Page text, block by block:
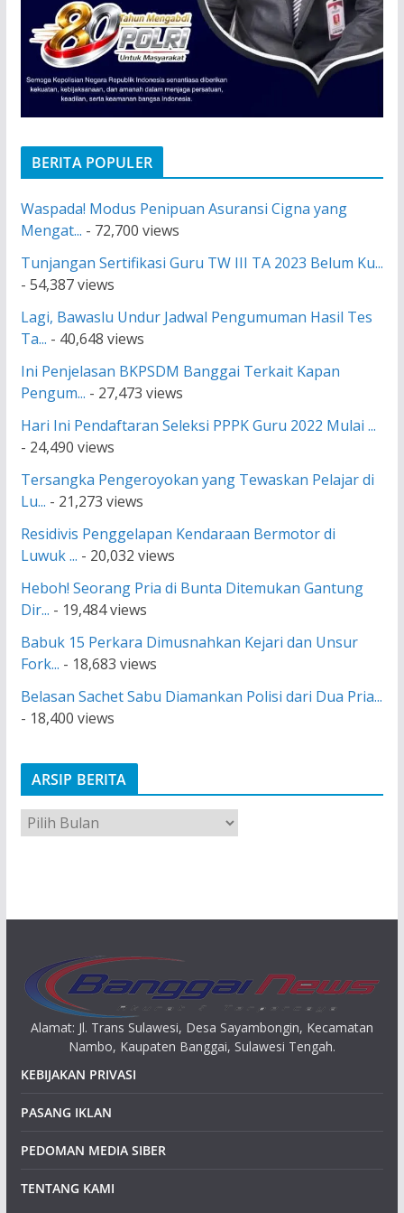
BERITA POPULER
Waspada! Modus Penipuan Asuransi Cigna yang
Mengat... - 72,700 views
Tunjangan Sertifikasi Guru TW III TA 2023 Belum Ku...
- 54,387 views
Lagi, Bawaslu Undur Jadwal Pengumuman Hasil Tes
Ta... - 40,648 views
Ini Penjelasan BKPSDM Banggai Terkait Kapan
Pengum... - 27,473 views
Hari Ini Pendaftaran Seleksi PPPK Guru 2022 Mulai ...
- 24,490 views
Tersangka Pengeroyokan yang Tewaskan Pelajar di
Lu... - 21,273 views
Residivis Penggelapan Kendaraan Bermotor di
Luwuk ... - 20,032 views
Heboh! Seorang Pria di Bunta Ditemukan Gantung
Dir... - 19,484 views
Babuk 15 Perkara Dimusnahkan Kejari dan Unsur
Fork... - 18,683 views
Belasan Sachet Sabu Diamankan Polisi dari Dua Pria...
- 18,400 views
ARSIP BERITA
A
r
Alamat: Jl. Trans Sulawesi, Desa Sayambongin, Kecamatan
Nambo, Kaupaten Banggai, Sulawesi Tengah.
KEBIJAKAN PRIVASI
PASANG IKLAN
PEDOMAN MEDIA SIBER
TENTANG KAMI